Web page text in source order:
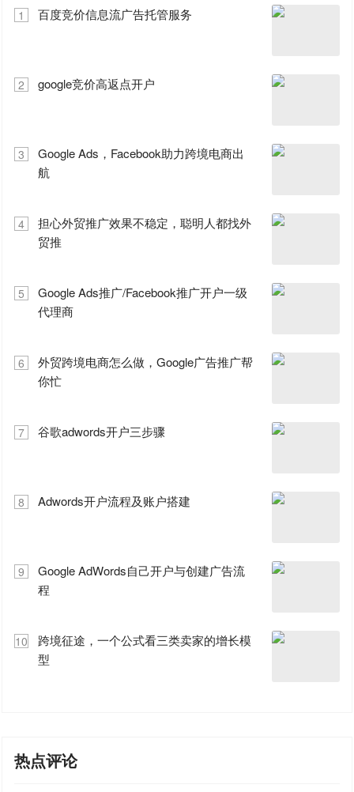
1 百度竞价信息流广告托管服务
2 google竞价高返点开户
3
Google Ads，Facebook助力跨境电商出
航
4
担心外贸推广效果不稳定，聪明人都找外
贸推
5
Google Ads推广/Facebook推广开户一级
代理商
6
外贸跨境电商怎么做，Google广告推广帮
你忙
7 谷歌adwords开户三步骤
8 Adwords开户流程及账户搭建
9
Google AdWords自己开户与创建广告流
程
10
跨境征途，一个公式看三类卖家的增长模
型
热点评论